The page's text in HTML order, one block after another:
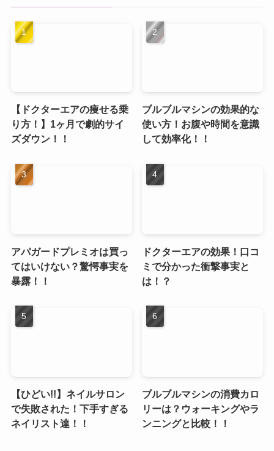
【ドクターエアの痩せる乗
り方！】1ヶ月で劇的サイ
ズダウン！！
ブルブルマシンの効果的な
使い方！お腹や時間を意識
して効率化！！
アパガードプレミオは買っ
てはいけない？驚愕事実を
暴露！！
ドクターエアの効果！口コ
ミで分かった衝撃事実と
は！？
【ひどい!!】ネイルサロン
で失敗された！下手すぎる
ネイリスト達！！
ブルブルマシンの消費カロ
リーは？ウォーキングやラ
ンニングと比較！！